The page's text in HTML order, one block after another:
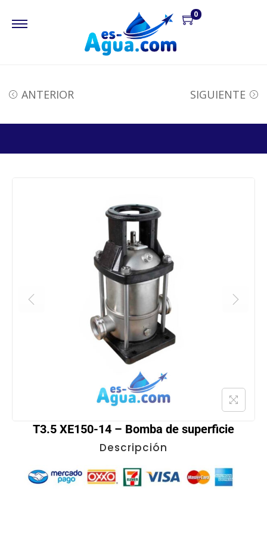
0
ANTERIOR SIGUIENTE
T3.5 XE150-14 – Bomba de superficie
Descripción